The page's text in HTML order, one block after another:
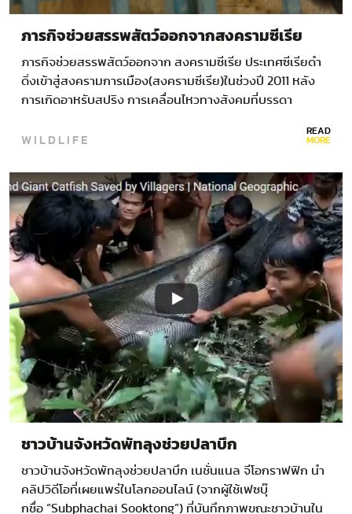
ภารกิจช่วยสรรพสัตว์ออกจากสงครามซีเรีย
ภารกิจช่วยสรรพสัตว์ออกจาก สงครามซีเรีย ประเทศซีเรียดำ
ดิ่งเข้าสู่สงครามการเมือง(สงครามซีเรีย)ในช่วงปี 2011 หลัง
การเกิดอาหรับสปริง การเคลื่อนไหวทางสังคมที่บรรดา
รัฐบาลอำนาจเผด็จการ ในหลายประเทศพลังประชาชนประสบ
WILDLIFE READ
MORE
ชาวบ้านจังหวัดพัทลุงช่วยปลาบึก
ชาวบ้านจังหวัดพัทลุงช่วยปลาบึก เนชั่นแนล จีโอกราฟฟิก นำ
คลิปวิดีโอที่เผยแพร่ในโลกออนไลน์ (จากผู้ใช้เฟซบุ๊
กชื่อ “Subphachai Sooktong”) ที่บันทึกภาพขณะชาวบ้านใน